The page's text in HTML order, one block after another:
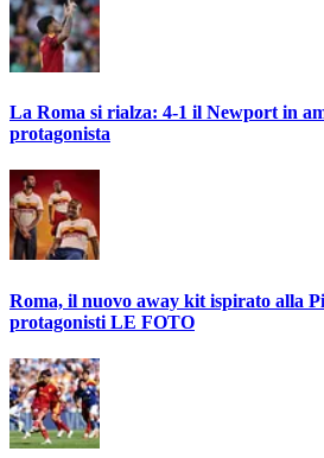
La Roma si rialza: 4-1 il Newport in
protagonista
Roma, il nuovo away kit ispirato alla
protagonisti LE FOTO